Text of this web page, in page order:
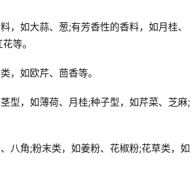
，如大蒜、葱;有芳香性的香料，如月桂、
等。
，如欧芹、茴香等。
型，如薄荷、月桂;种子型，如芹菜、芝麻;
八角;粉末类，如姜粉、花椒粉;花草类，如